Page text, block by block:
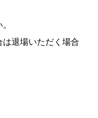
は退場いただく場合